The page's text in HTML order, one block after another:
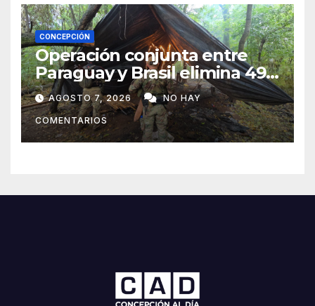
CONCEPCIÓN
Operación conjunta entre
Paraguay y Brasil elimina 498
toneladas de marihuana en
Amambay
AGOSTO 7, 2026 NO HAY
COMENTARIOS